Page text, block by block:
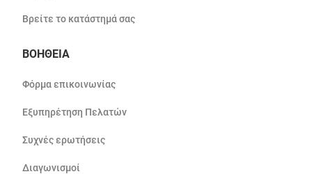
Βρείτε το κατάστημά σας
ΒΟΗΘΕΙΑ
Φόρμα επικοινωνίας
Εξυπηρέτηση Πελατών
Συχνές ερωτήσεις
Διαγωνισμοί